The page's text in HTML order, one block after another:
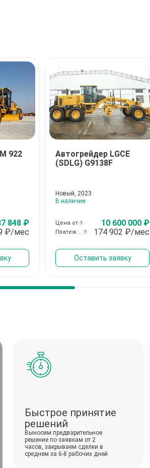
922
848 ₽
₽/мес
Автогрейдер LGCE
(SDLG) G9138F
Новый, 2023
В наличии
Цена от ? 10 600 000 ₽
Платеж от ? 174 902 ₽/мес
Оставить заявку
Быстрое принятие
решений
Выносим предварительное
решение по заявкам от 2
часов, закрываем сделки в
среднем за 6-8 рабочих дней